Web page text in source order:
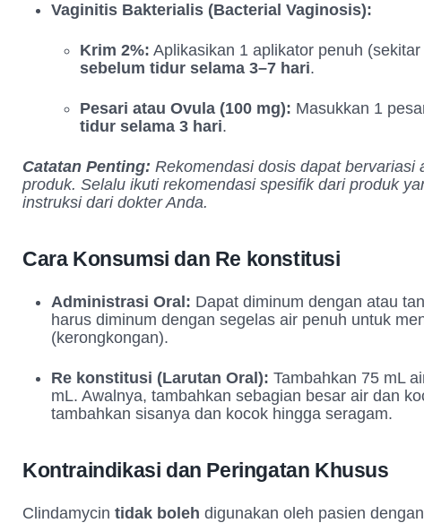
Vaginitis Bakterialis (Bacterial Vaginosis):
Krim 2%: Aplikasikan 1 aplikator penuh
sebelum tidur selama 3–7 hari.
Pesari atau Ovula (100 mg): Masukkan 1
tidur selama 3 hari.
Catatan Penting: Rekomendasi dosis dapat bervariasi
produk. Selalu ikuti rekomendasi spesifik dari produk
instruksi dari dokter Anda.
Cara Konsumsi dan Re konstitusi
Administrasi Oral: Dapat diminum dengan atau
harus diminum dengan segelas air penuh untuk
(kerongkongan).
Re konstitusi (Larutan Oral): Tambahkan 75 mL
mL. Awalnya, tambahkan sebagian besar air dan
tambahkan sisanya dan kocok hingga seragam.
Kontraindikasi dan Peringatan Khusus
Clindamycin tidak boleh digunakan oleh pasien